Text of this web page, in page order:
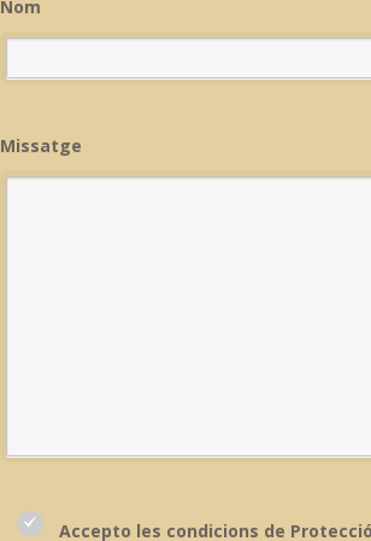
Nom
Missatge
Accepto les condicions de